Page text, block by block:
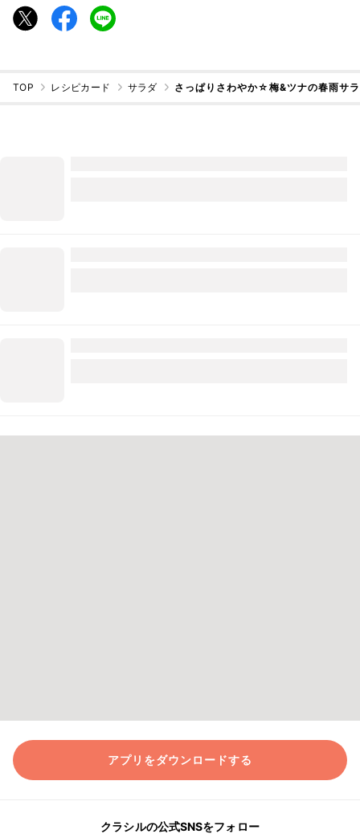
TOP レシピカード サラダ さっぱりさわやか☆梅&ツナの春雨サ
アプリをダウンロードする
クラシルの公式SNSをフォロー